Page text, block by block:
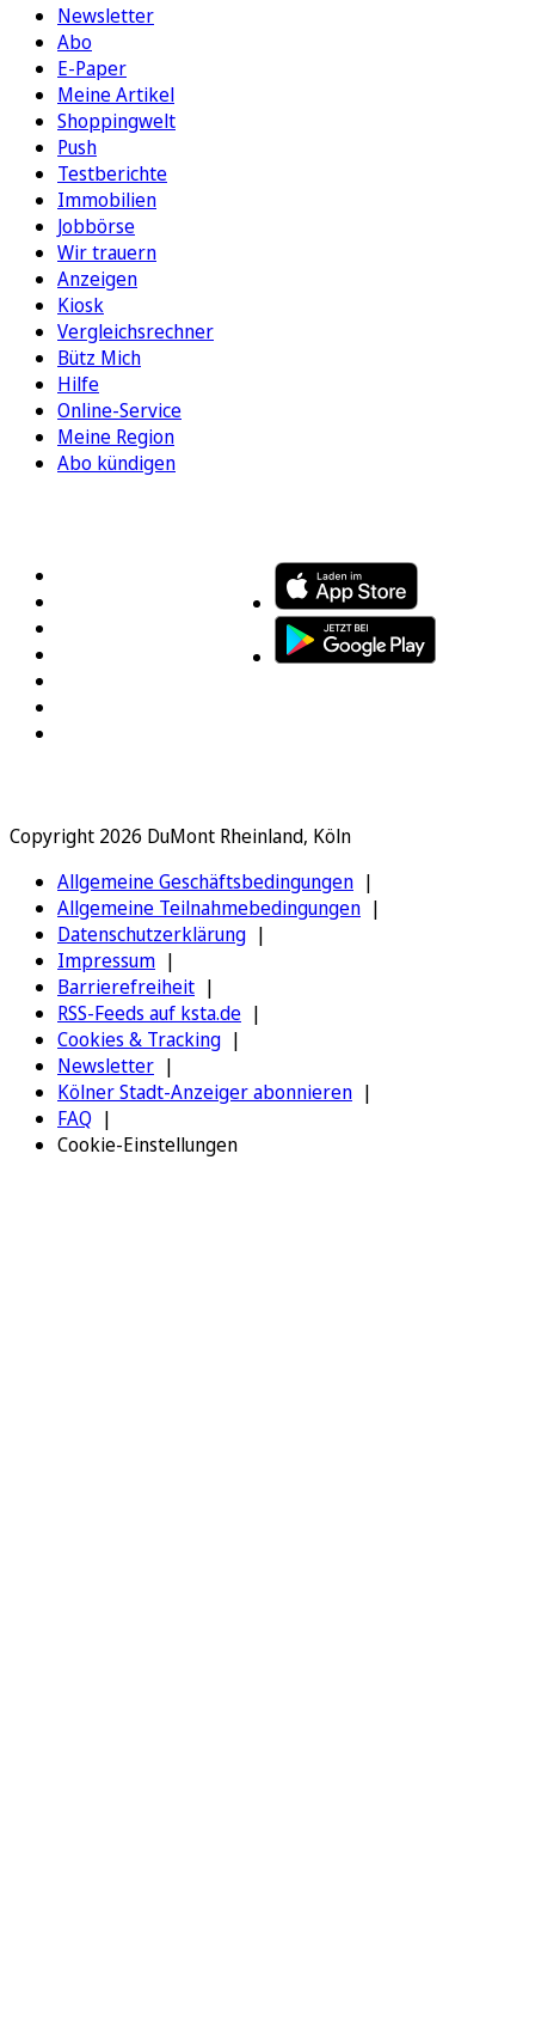
Newsletter
Abo
E-Paper
Meine Artikel
Shoppingwelt
Push
Testberichte
Immobilien
Jobbörse
Wir trauern
Anzeigen
Kiosk
Vergleichsrechner
Bütz Mich
Hilfe
Online-Service
Meine Region
Abo kündigen
Copyright 2026 DuMont Rheinland, Köln
Allgemeine Geschäftsbedingungen
Allgemeine Teilnahmebedingungen
Datenschutzerklärung
Impressum
Barrierefreiheit
RSS-Feeds auf ksta.de
Cookies & Tracking
Newsletter
Kölner Stadt-Anzeiger abonnieren
FAQ
Cookie-Einstellungen